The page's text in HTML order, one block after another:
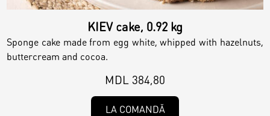
KIEV cake, 0.92 kg
Sponge cake made from egg white, whipped with hazelnuts,
buttercream and cocoa.
MDL 384,80
LA COMANDĂ